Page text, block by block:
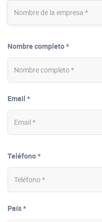
Nombre completo *
Email *
Teléfono *
País *